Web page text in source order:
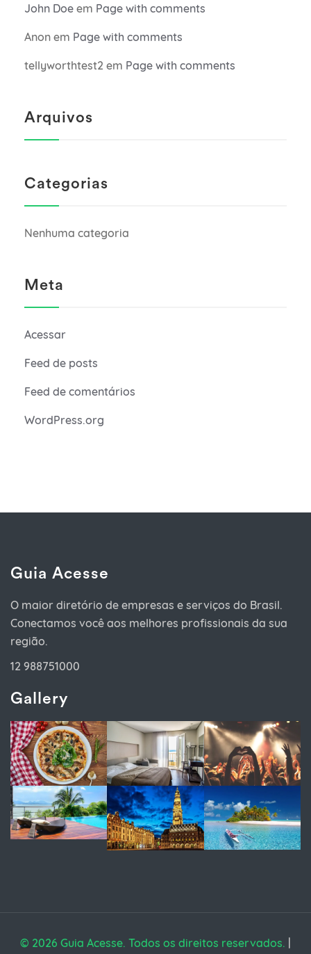
John Doe em Page with comments
Anon em Page with comments
tellyworthtest2 em Page with comments
Arquivos
Categorias
Nenhuma categoria
Meta
Acessar
Feed de posts
Feed de comentários
WordPress.org
Guia Acesse
O maior diretório de empresas e serviços do Brasil.
Conectamos você aos melhores profissionais da sua
região.
12 988751000
Gallery
© 2026 Guia Acesse. Todos os direitos reservados. |